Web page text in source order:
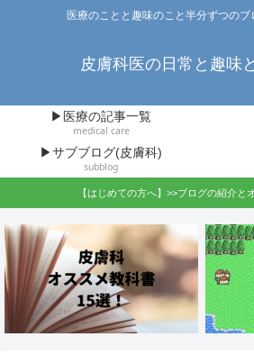
医療のことと趣味のこと半分ずつのブ
皮膚科医の日常と趣味
▶医療の記事一覧
medical care
▶サブブログ(皮膚科)
subblog
【はじめての方へ】>>ブログの紹介と